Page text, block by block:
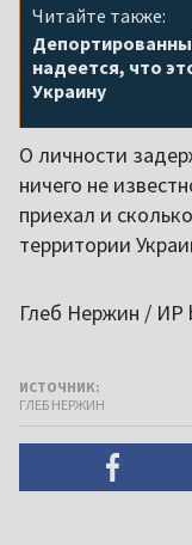
Читайте также:
надеется, что
Украину
О личности
ничего не
приехал и
территории
Глеб Нержин / ИР
ИСТОЧНИК:
ГЛЕБ НЕРЖИН